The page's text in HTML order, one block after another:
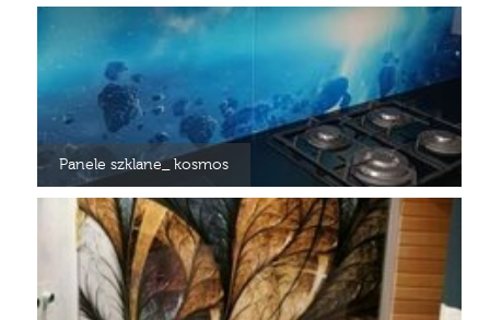
Panele szklane_ kosmos